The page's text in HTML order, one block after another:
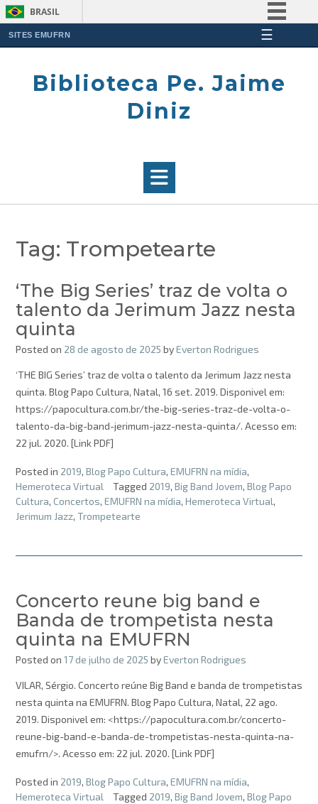
BRASIL
Participe
SITES EMUFRN ☰
Biblioteca Pe. Jaime
Diniz
Tag: Trompetearte
‘The Big Series’ traz de volta o
talento da Jerimum Jazz nesta
quinta
Posted on 28 de agosto de 2025 byEverton Rodrigues
‘THE BIG Series’ traz de volta o talento da Jerimum Jazz nesta
quinta. Blog Papo Cultura, Natal, 16 set. 2019. Disponivel em:
https://papocultura.com.br/the-big-series-traz-de-volta-o-
talento-da-big-band-jerimum-jazz-nesta-quinta/. Acesso em:
22 jul. 2020. [Link PDF]
Posted in 2019, Blog Papo Cultura, EMUFRN na mídia,
Hemeroteca Virtual
Tagged 2019, Big Band Jovem, Blog Papo
Cultura, Concertos, EMUFRN na mídia, Hemeroteca Virtual,
Jerimum Jazz, Trompetearte
Concerto reune big band e
Banda de trompetista nesta
quinta na EMUFRN
Posted on 17 de julho de 2025 byEverton Rodrigues
VILAR, Sérgio. Concerto reúne Big Band e banda de trompetistas
nesta quinta na EMUFRN. Blog Papo Cultura, Natal, 22 ago.
2019. Disponivel em: <https://papocultura.com.br/concerto-
reune-big-band-e-banda-de-trompetistas-nesta-quinta-na-
emufrn/>. Acesso em: 22 jul. 2020. [Link PDF]
Posted in 2019, Blog Papo Cultura, EMUFRN na mídia,
Hemeroteca Virtual
Tagged 2019, Big Band Jovem, Blog Papo